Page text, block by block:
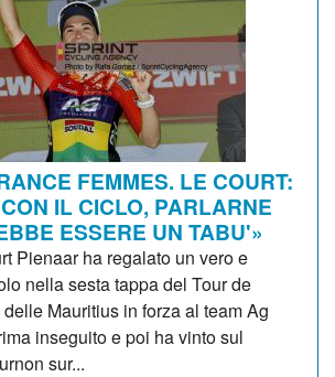
FEMMES. LE COURT:
IL CICLO, PARLARNE
ESSERE UN TABU'»
Pienaar ha regalato un vero e
nella sesta tappa del Tour de
Mauritius in forza al team Ag
inseguito e poi ha vinto sul
sur...